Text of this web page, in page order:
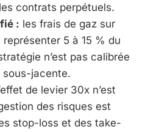
contrats perpétuels.
: les frais de gaz sur
5 à 15 % du
n’est pas calibrée
sous-jacente.
de levier 30x n’est
des risques est
stop-loss et des take-